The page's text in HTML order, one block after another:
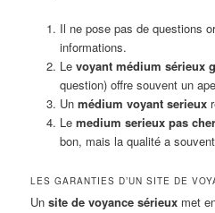
Il ne pose pas de questions
informations.
Le voyant médium sérieux
question) offre souvent un
Un médium voyant serieux
Le medium serieux pas cher
bon, mais la qualité a
LES GARANTIES D’UN SITE DE
Unsite de voyance sérieux met